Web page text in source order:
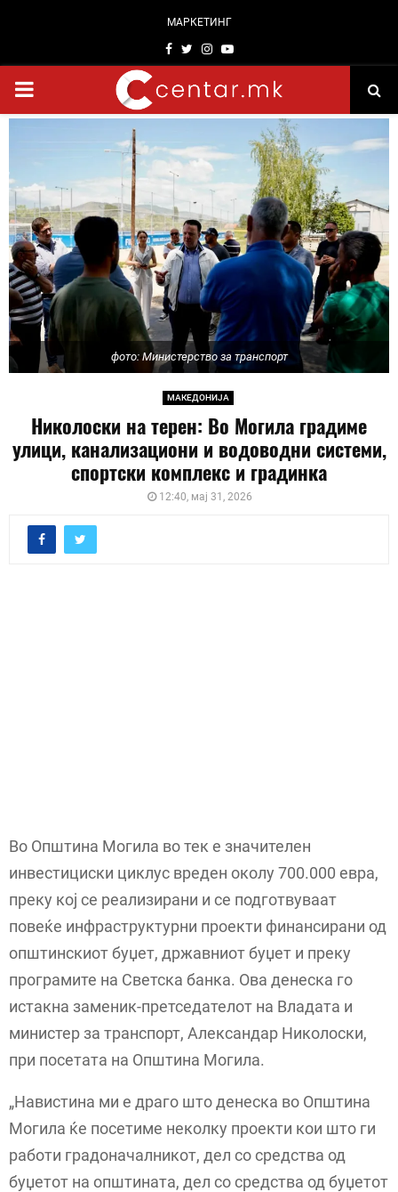
МАРКЕТИНГ
Facebook
TwitterInstagram
Youtube
PRIMARY
MENU
фото: Министерство за транспорт
МАКЕДОНИЈА
Николоски на терен: Во Могила градиме
улици, канализациони и водоводни системи,
спортски комплекс и градинка
12:40, мај 31, 2026
Во Општина Могила во тек е значителен
инвестициски циклус вреден околу 700.000 евра,
преку кој се реализирани и се подготвуваат
повеќе инфраструктурни проекти финансирани од
општинскиот буџет, државниот буџет и преку
програмите на Светска банка. Ова денеска го
истакна заменик-претседателот на Владата и
министер за транспорт, Александар Николоски,
при посетата на Општина Могила.
„Навистина ми е драго што денеска во Општина
Могила ќе посетиме неколку проекти кои што ги
работи градоначалникот, дел со средства од
буџетот на општината, дел со средства од буџетот